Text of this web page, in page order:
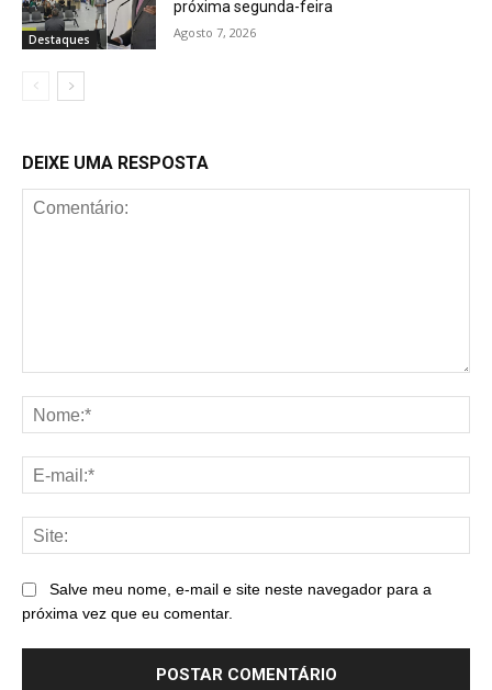
Destaques
próxima segunda-feira
Agosto 7, 2026
DEIXE UMA RESPOSTA
Salve meu nome, e-mail e site neste navegador para a
próxima vez que eu comentar.